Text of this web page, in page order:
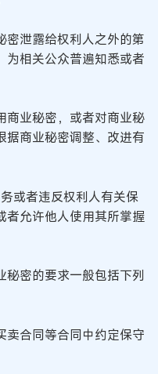
密泄露给权利人之外的第
为相关公众普遍知悉或者
商业秘密，或者对商业秘
据商业秘密调整、改进有
或者违反权利人有关保
者允许他人使用其所掌握
秘密的要求一般包括下列
卖合同等合同中约定保守